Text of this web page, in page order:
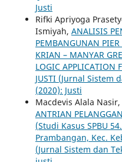
Justi
Rifki Apriyoga
Ismiyah, ANALISIS
PEMBANGUNAN
KRIAN – MANYAR
LOGIC APPLICATION
JUSTI (Jurnal Sistem
(2020): Justi
Macdevis Alala
ANTRIAN
(Studi Kasus SPBU
Prambangan, Kec.
(Jurnal Sistem dan